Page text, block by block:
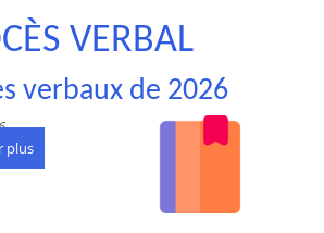
VERBAL
verbaux de 2026
plus